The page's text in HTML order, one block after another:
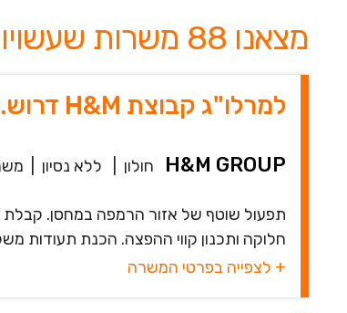
מצאנו 88 משרות שעשויות לעניין אותך
למרלו"ג קבוצת H&M דרוש.ה מחסנאי.ת
H&M GROUP חולון ללא נסיון
תפעול שוטף של אזור הרמפה במחסן.
חלוקה ותכנון קווי ההפצה. הכנת תעודות
+ לצפייה בפרטי המשרה